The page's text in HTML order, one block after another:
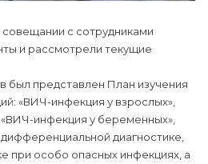
с сотрудниками
и рассмотрели текущие
был представлен План изучения
«ВИЧ-инфекция у взрослых»,
инфекция у беременных»,
диагностике,
при особо опасных инфекциях, а